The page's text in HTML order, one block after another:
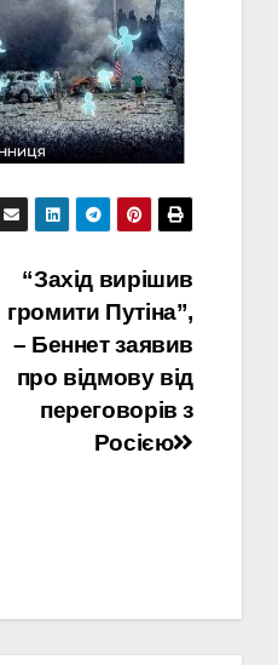
“Захід вирішив
громити Путіна”,
– Беннет заявив
про відмову від
переговорів з
Росією